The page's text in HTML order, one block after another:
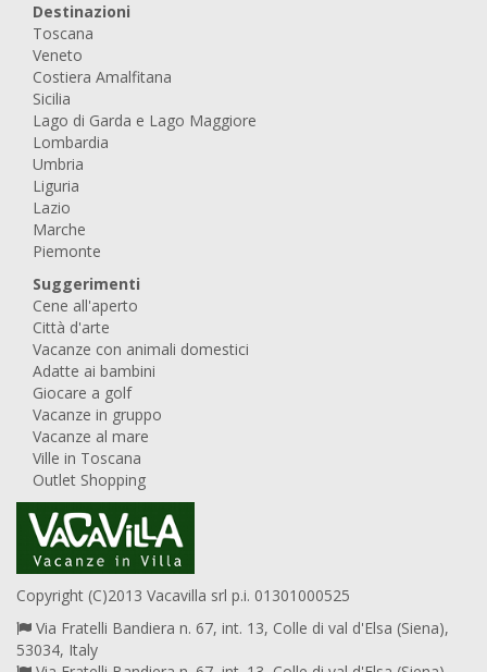
Destinazioni
Toscana
Veneto
Costiera Amalfitana
Sicilia
Lago di Garda e Lago Maggiore
Lombardia
Umbria
Liguria
Lazio
Marche
Piemonte
Suggerimenti
Cene all'aperto
Città d'arte
Vacanze con animali domestici
Adatte ai bambini
Giocare a golf
Vacanze in gruppo
Vacanze al mare
Ville in Toscana
Outlet Shopping
Copyright (C)2013 Vacavilla srl p.i. 01301000525
Via Fratelli Bandiera n. 67, int. 13, Colle di val d'Elsa (Siena),
53034, Italy